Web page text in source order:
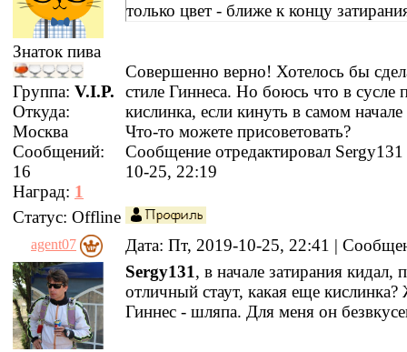
Знаток пива
Группа: V.I.P.
Откуда:
Москва
Сообщений:
16
Наград: 1
только цвет - ближе к концу
Совершенно верно! Хотелось бы
стиле Гиннеса. Но боюсь что в сусле
кислинка, если кинуть в самом начале
Что-то можете присоветовать?
Сообщение отредактировал Sergy131
10-25, 22:19
Статус: Offline
agent07 Дата: Пт, 2019-10-25, 22:41 |
Sergy131, в начале затирания кидал,
отличный стаут, какая еще
Гиннес - шляпа. Для меня он